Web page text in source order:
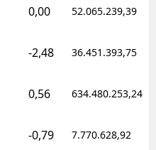
0,00 52.065.239,39
-2,48 36.451.393,75
0,56 634.480.253,24
-0,79 7.770.628,92